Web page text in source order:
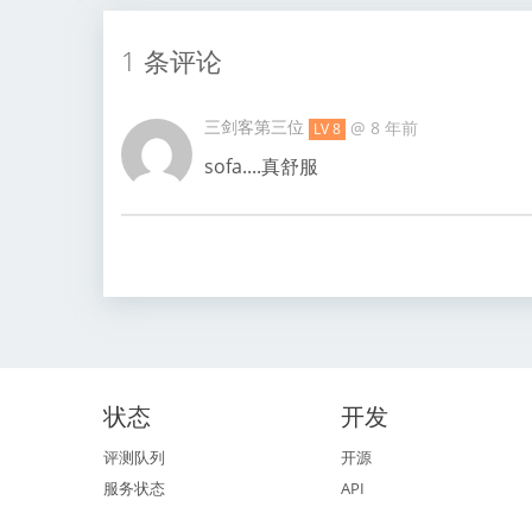
1 条评论
三剑客第三位 LV 8 @ 8 年前
sofa....真舒服
状态
评测队列
服务状态
开发
开源
API